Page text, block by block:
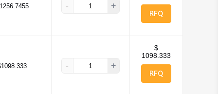
- +
RFQ
- +
$
1098.333
RFQ